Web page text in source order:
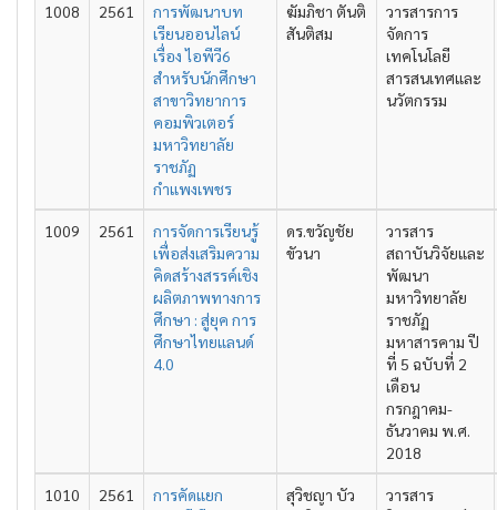
1008 2561
การพัฒนาบท
เรียนออนไลน์
เรื่อง ไอพีวี6
สำหรับนักศึกษา
สาขาวิทยาการ
คอมพิวเตอร์
มหาวิทยาลัย
ราชภัฏ
กำแพงเพชร
ฆัมภิชา ตันติ
สันติสม
วารสารการ
จัดการ
เทคโนโลยี
สารสนเทศและ
นวัตกรรม
1009 2561
การจัดการเรียนรู้
เพื่อส่งเสริมความ
คิดสร้างสรรค์เชิง
ผลิตภาพทางการ
ศึกษา : สู่ยุค การ
ศึกษาไทยแลนด์
4.0
ดร.ขวัญชัย
ขัวนา
วารสาร
สถาบันวิจัยและ
พัฒนา
มหาวิทยาลัย
ราชภัฏ
มหาสารคาม ปี
ที่ 5 ฉบับที่ 2
เดือน
กรกฎาคม-
ธันวาคม พ.ศ.
2018
1010 2561
การคัดแยก
สุวิชญา บัว
วารสาร